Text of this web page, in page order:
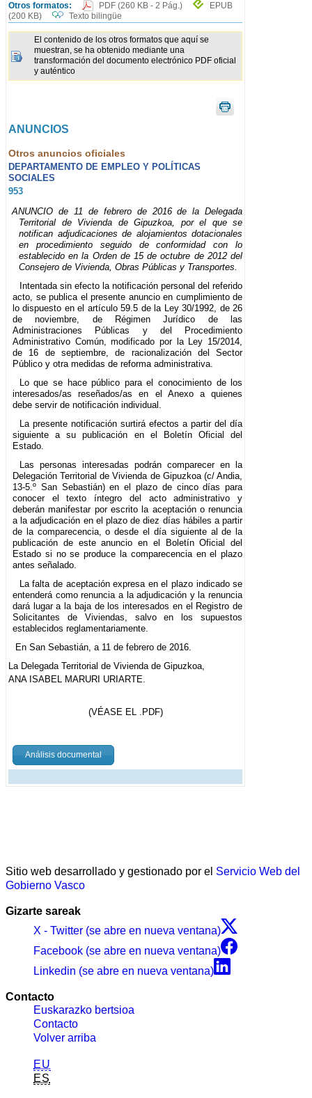
Otros formatos: PDF (260 KB - 2 Pág.)
EPUB
(200 KB)
Texto bilingüe
El contenido de los otros formatos que aquí se
muestran, se ha obtenido mediante una
transformación del documento electrónico PDF oficial
y auténtico
ANUNCIOS
Otros anuncios oficiales
DEPARTAMENTO DE EMPLEO Y POLÍTICAS
SOCIALES
953
ANUNCIO de 11 de febrero de 2016 de la Delegada
Territorial de Vivienda de Gipuzkoa, por el que se
notifican adjudicaciones de alojamientos dotacionales
en procedimiento seguido de conformidad con lo
establecido en la Orden de 15 de octubre de 2012 del
Consejero de Vivienda, Obras Públicas y Transportes.
Intentada sin efecto la notificación personal del referido
acto, se publica el presente anuncio en cumplimiento de
lo dispuesto en el artículo 59.5 de la Ley 30/1992, de 26
de noviembre, de Régimen Jurídico de las
Administraciones Públicas y del Procedimiento
Administrativo Común, modificado por la Ley 15/2014,
de 16 de septiembre, de racionalización del Sector
Público y otra medidas de reforma administrativa.
Lo que se hace público para el conocimiento de los
interesados/as reseñados/as en el Anexo a quienes
debe servir de notificación individual.
La presente notificación surtirá efectos a partir del día
siguiente a su publicación en el Boletín Oficial del
Estado.
Las personas interesadas podrán comparecer en la
Delegación Territorial de Vivienda de Gipuzkoa (c/ Andia,
13-5.º San Sebastián) en el plazo de cinco días para
conocer el texto íntegro del acto administrativo y
deberán manifestar por escrito la aceptación o renuncia
a la adjudicación en el plazo de diez días hábiles a partir
de la comparecencia, o desde el día siguiente al de la
publicación de este anuncio en el Boletín Oficial del
Estado si no se produce la comparecencia en el plazo
antes señalado.
La falta de aceptación expresa en el plazo indicado se
entenderá como renuncia a la adjudicación y la renuncia
dará lugar a la baja de los interesados en el Registro de
Solicitantes de Viviendas, salvo en los supuestos
establecidos reglamentariamente.
En San Sebastián, a 11 de febrero de 2016.
La Delegada Territorial de Vivienda de Gipuzkoa,
ANA ISABEL MARURI URIARTE.
(VÉASE EL .PDF)
Análisis documental
Sitio web desarrollado y gestionado por el Servicio Web del
Gobierno Vasco
Gizarte sareak
X - Twitter (se abre en nueva ventana)
Facebook (se abre en nueva ventana)
Linkedin (se abre en nueva ventana)
Contacto
Euskarazko bertsioa
Contacto
Volver arriba
EU
ES